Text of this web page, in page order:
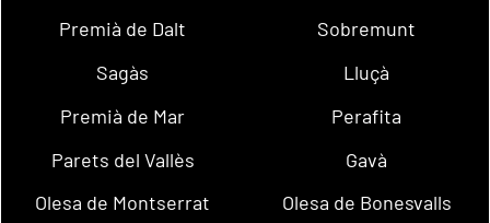
Premià de Dalt
Sobremunt
Sagàs
Lluçà
Premià de Mar
Perafita
Parets del Vallès
Gavà
Olesa de Montserrat
Olesa de Bonesvalls